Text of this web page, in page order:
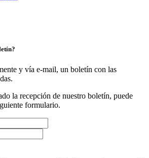
y vía e-mail, un boletín con las
la recepción de nuestro boletín, puede
formulario.